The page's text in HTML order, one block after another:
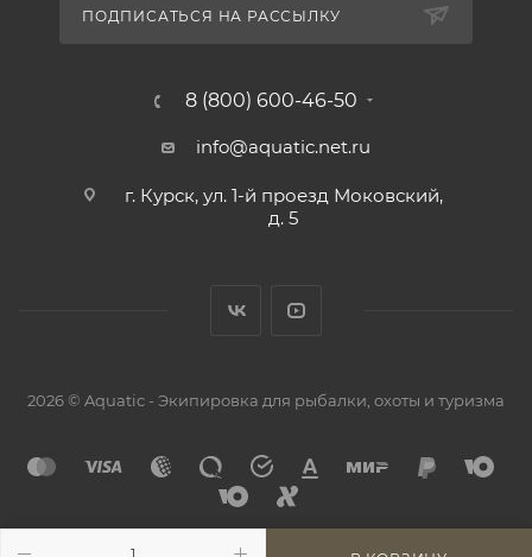
ПОДПИСАТЬСЯ НА РАССЫЛКУ
8 (800) 600-46-50
info@aquatic.net.ru
г. Курск, ул. 1-й проезд Моковский,
д. 5
2026 © Aquatic - Экипировка для рыбалки, охоты и туризма